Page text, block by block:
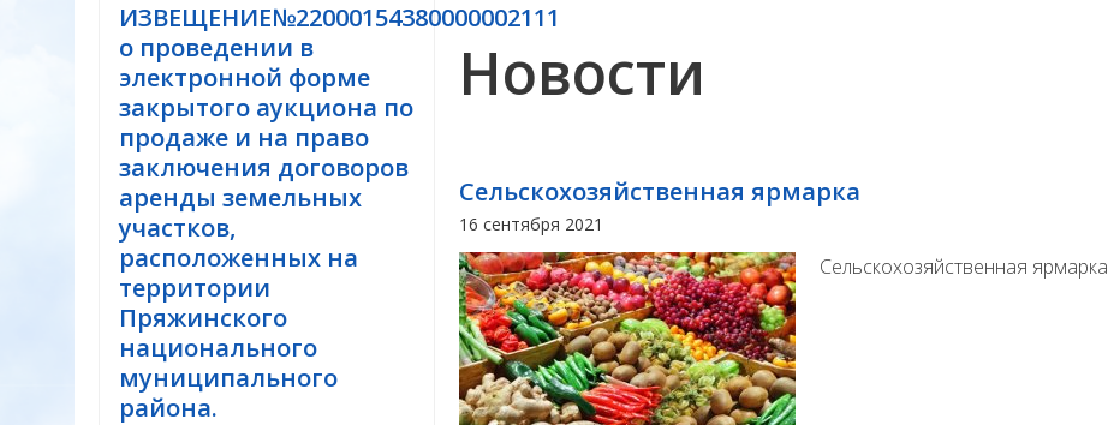
ИЗВЕЩЕНИЕ№22000154380000002111
о проведении в
электронной форме
закрытого аукциона по
продаже и на право
заключения договоров
аренды земельных
участков,
расположенных на
территории
Пряжинского
национального
муниципального
района.
Новости
Сельскохозяйственная ярмарка
16 сентября 2021
Сельскохозяйственная ярмарка